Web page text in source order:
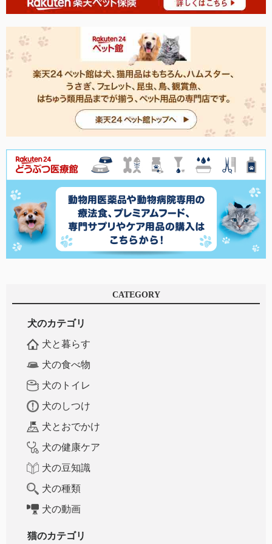
CATEGORY
犬のカテゴリ
犬と暮らす
犬の食べ物
犬のトイレ
犬のしつけ
犬とおでかけ
犬の健康ケア
犬の豆知識
犬の種類
犬の動画
猫のカテゴリ